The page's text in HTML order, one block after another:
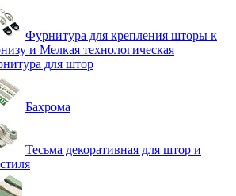
Фурнитура для крепления шторы к
и Мелкая технологическая
для штор
Бахрома
Тесьма декоративная для штор и